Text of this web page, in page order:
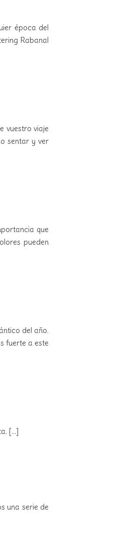
época del
Rabanal
vuestro viaje
sentar y ver
que
pueden
del año.
fuerte a este
[...]
una serie de